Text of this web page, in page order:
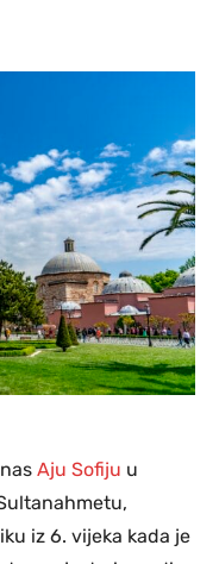
Aju Sofiju u
iz 6. vijeka kada je